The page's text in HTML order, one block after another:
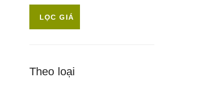
LỌC GIÁ
Theo loại